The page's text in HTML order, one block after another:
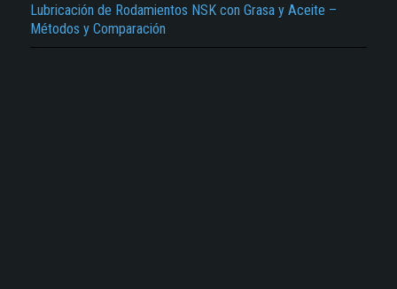
Lubricación de Rodamientos NSK con Grasa y Aceite –
Métodos y Comparación